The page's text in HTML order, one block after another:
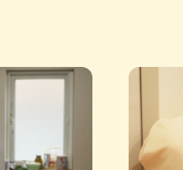
市産後ケア事業実施助産所契約
の安全安心を目的にセントラ
産業省 おもてなし規格認証